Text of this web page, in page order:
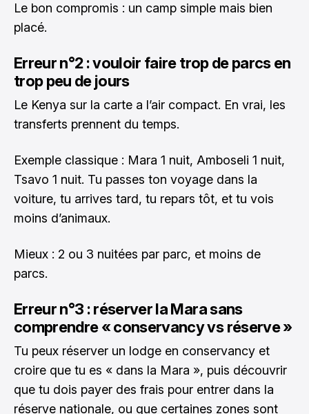
Le bon compromis : un camp simple mais bien
placé.
Erreur n°2 : vouloir faire trop de parcs en
trop peu de jours
Le Kenya sur la carte a l’air compact. En vrai, les
transferts prennent du temps.
Exemple classique : Mara 1 nuit, Amboseli 1 nuit,
Tsavo 1 nuit. Tu passes ton voyage dans la
voiture, tu arrives tard, tu repars tôt, et tu vois
moins d’animaux.
Mieux : 2 ou 3 nuitées par parc, et moins de
parcs.
Erreur n°3 : réserver la Mara sans
comprendre « conservancy vs réserve »
Tu peux réserver un lodge en conservancy et
croire que tu es « dans la Mara », puis découvrir
que tu dois payer des frais pour entrer dans la
réserve nationale, ou que certaines zones sont